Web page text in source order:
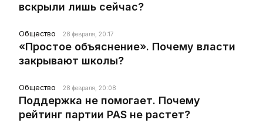
вскрыли лишь сейчас?
Общество 28 февраля, 20:17
«Простое объяснение». Почему власти
закрывают школы?
Общество 28 февраля, 20:08
Поддержка не помогает. Почему
рейтинг партии PAS не растет?